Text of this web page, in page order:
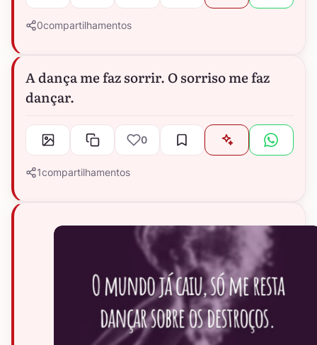
0compartilhamentos
A dança me faz sorrir. O sorriso me faz
dançar.
0
1compartilhamentos